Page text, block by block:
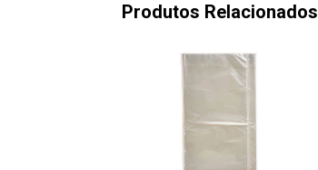
Produtos Relacionados